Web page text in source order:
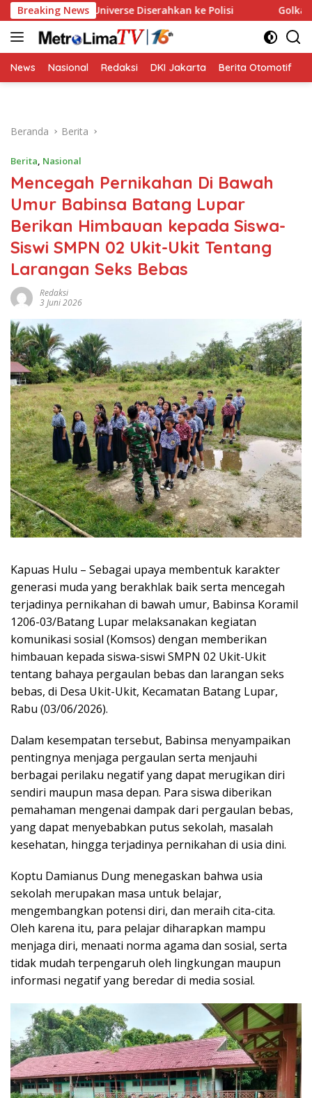
Langsung
ke
konten
Breaking News
Miss Universe Diserahkan ke Polisi Golkar Resmi
News Nasional Redaksi DKI Jakarta Berita Otomotif
Beranda Berita
Berita, Nasional
Mencegah Pernikahan Di Bawah
Umur Babinsa Batang Lupar
Berikan Himbauan kepada Siswa-
Siswi SMPN 02 Ukit-Ukit Tentang
Larangan Seks Bebas
Redaksi
3 Juni 2026
Kapuas Hulu – Sebagai upaya membentuk karakter
generasi muda yang berakhlak baik serta mencegah
terjadinya pernikahan di bawah umur, Babinsa Koramil
1206-03/Batang Lupar melaksanakan kegiatan
komunikasi sosial (Komsos) dengan memberikan
himbauan kepada siswa-siswi SMPN 02 Ukit-Ukit
tentang bahaya pergaulan bebas dan larangan seks
bebas, di Desa Ukit-Ukit, Kecamatan Batang Lupar,
Rabu (03/06/2026).
Dalam kesempatan tersebut, Babinsa menyampaikan
pentingnya menjaga pergaulan serta menjauhi
berbagai perilaku negatif yang dapat merugikan diri
sendiri maupun masa depan. Para siswa diberikan
pemahaman mengenai dampak dari pergaulan bebas,
yang dapat menyebabkan putus sekolah, masalah
kesehatan, hingga terjadinya pernikahan di usia dini.
Koptu Damianus Dung menegaskan bahwa usia
sekolah merupakan masa untuk belajar,
mengembangkan potensi diri, dan meraih cita-cita.
Oleh karena itu, para pelajar diharapkan mampu
menjaga diri, menaati norma agama dan sosial, serta
tidak mudah terpengaruh oleh lingkungan maupun
informasi negatif yang beredar di media sosial.